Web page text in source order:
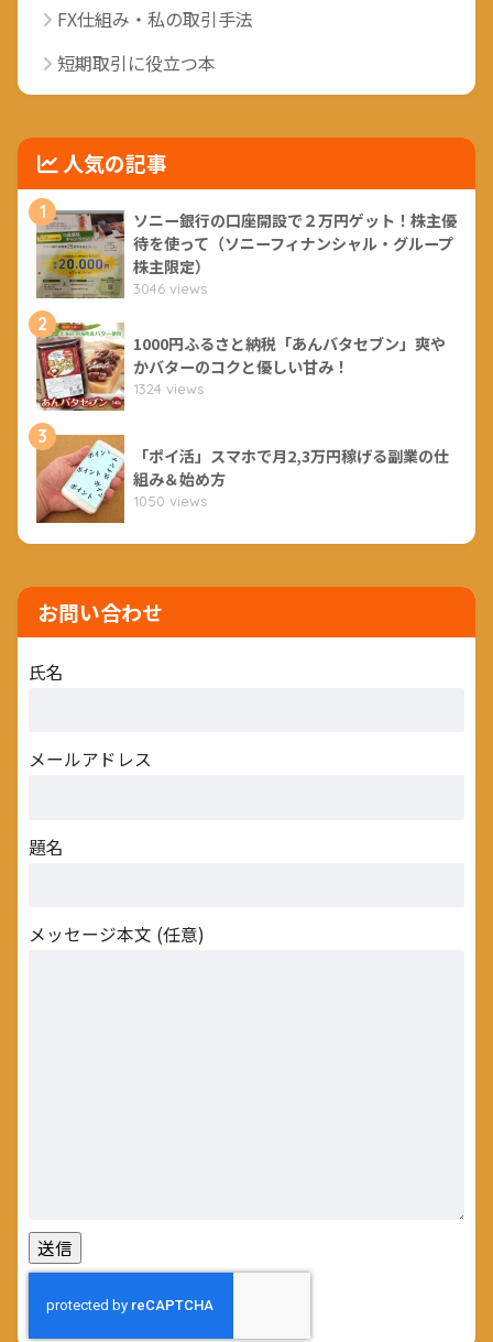
FX仕組み・私の取引手法
短期取引に役立つ本
人気の記事
1
ソニー銀行の口座開設で２万円ゲット！株主優
待を使って（ソニーフィナンシャル・グループ
株主限定）
3046 views
2
1000円ふるさと納税「あんバタセブン」爽や
かバターのコクと優しい甘み！
1324 views
3
「ポイ活」スマホで月2,3万円稼げる副業の仕
組み＆始め方
1050 views
お問い合わせ
氏名
メールアドレス
題名
メッセージ本文 (任意)